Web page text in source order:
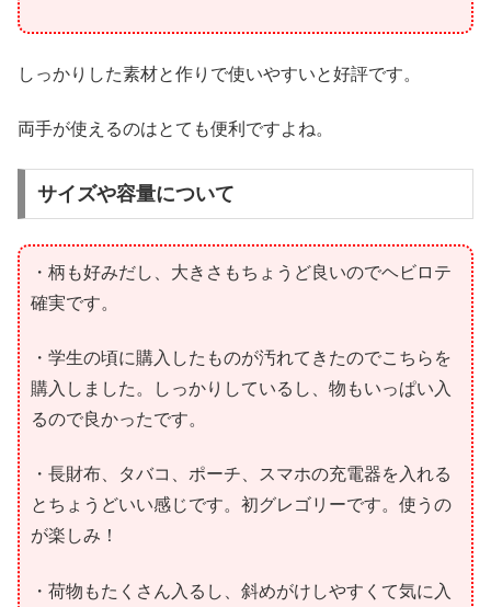
しっかりした素材と作りで使いやすいと好評です。
両手が使えるのはとても便利ですよね。
サイズや容量について
・柄も好みだし、大きさもちょうど良いのでヘビロテ
確実です。
・学生の頃に購入したものが汚れてきたのでこちらを
購入しました。しっかりしているし、物もいっぱい入
るので良かったです。
・長財布、タバコ、ポーチ、スマホの充電器を入れる
とちょうどいい感じです。初グレゴリーです。使うの
が楽しみ！
・荷物もたくさん入るし、斜めがけしやすくて気に入